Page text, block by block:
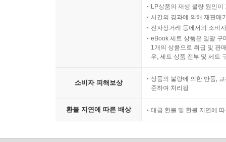
LP상품의 재생 불량 원인
시간의 경과에 의해 재판매
전자상거래 등에서의 소비
eBook 세트 상품은 일괄 구
1개의 상품으로 취급 및 판
우, 세트 상품 전부 및 세트
소비자 피해보상
상품의 불량에 의한 반품,
준하여 처리됨
환불 지연에 따른 배상 대금 환불 및 환불 지연에